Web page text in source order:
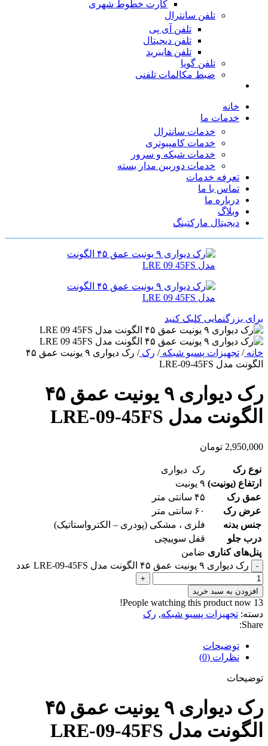
کارت خطوط شهری
تلفن سانترال
تلفن آی پی
تلفن دیجیتال
تلفن هایبرید
تلفن گویا
ضبط مکالمات تلفنی
خانه
خدمات ما
خدمات سانترال
خدمات کامپیوتری
خدمات شبکه و سرور
خدمات دوربین مدار بسته
تعرفه خدمات
تماس با ما
درباره ما
وبلاگ
دیجیتال مارکتینگ
برای بزرگنمایی کلیک کنید
خانه/ تجهیزات پسیو شبکه/ رک/
رک دیواری ۹ یونیت عمق ۴۵
الگونت مدل LRE-09-45FS
رک دیواری ۹ یونیت عمق ۴۵
الگونت مدل LRE-09-45FS
2,950,000 تومان
نوع رک
رک دیواری
ارتفاع (یونیت) ۹ یونیت
عمق رک
۴۵ سانتی متر
عرض رک
۶۰ سانتی متر
جنس بدنه
فلزی ، مشکی (پودری – الکترواستاتیک)
درب جلو
قفل سوییچی
پنل‌های کناری ضامن
- رک دیواری ۹ یونیت عمق ۴۵ الگونت مدل LRE-09-45FS عدد
+
افزودن به سبد خرید
13
People watching this product now!
دسته: تجهیزات پسیو شبکه, رک
Share:
توضیحات
نظرات (0)
توضیحات
رک دیواری ۹ یونیت عمق ۴۵
الگونت مدل LRE-09-45FS